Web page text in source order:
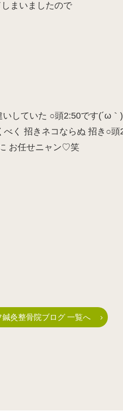
まいましたので
していた ○頭2:50です(´ω
く 招きネコならぬ 招き○
お任せニャン♡笑
鍼灸整骨院ブログ 一覧へ